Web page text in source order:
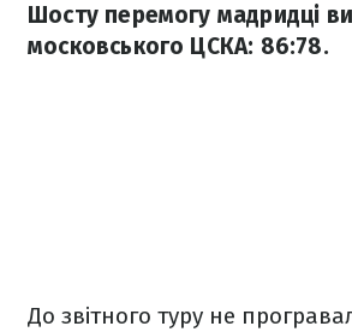
Шосту перемогу мадридці
московського ЦСКА: 86:78.
До звітного туру не